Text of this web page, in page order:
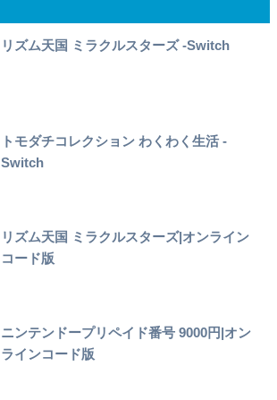
リズム天国 ミラクルスターズ -Switch
トモダチコレクション わくわく生活 -
Switch
リズム天国 ミラクルスターズ|オンライン
コード版
ニンテンドープリペイド番号 9000円|オン
ラインコード版